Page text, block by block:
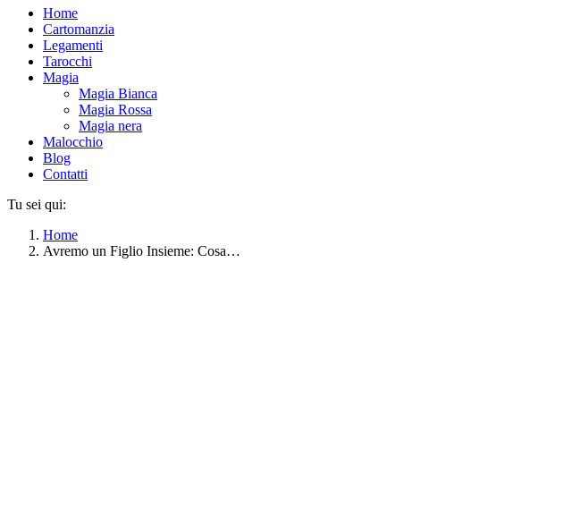
Home
Cartomanzia
Legamenti
Tarocchi
Magia
Magia Bianca
Magia Rossa
Magia nera
Malocchio
Blog
Contatti
Tu sei qui:
Home
Avremo un Figlio Insieme: Cosa…